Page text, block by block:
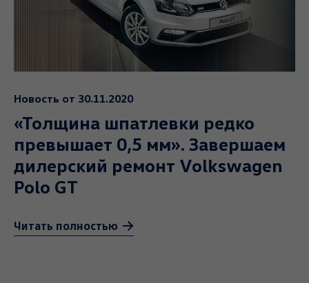
Новость от 30.11.2020
«Толщина шпатлевки редко
превышает 0,5 мм». Завершаем
дилерский ремонт Volkswagen
Polo GT
Читать полностью